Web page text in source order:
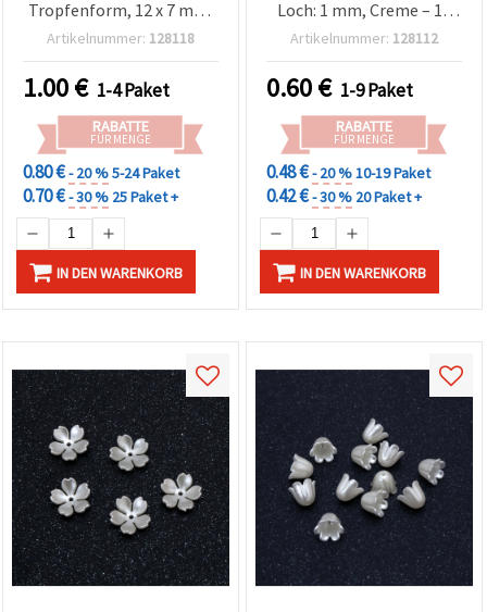
Tropfenform, 12 x 7 mm,
Loch 1 mm, cremefarben
Artikelnummer: 128118
1.00€ 1-4 Paket
RABATTE
FÜR MENGE
0.80 €- 20 %5-24 Paket
0.70 €- 30 % 25 Paket +
IN DEN WARENKORB
Loch: 1 mm, Creme – 10
Stück
Artikelnummer: 128112
0.60€ 1-9 Paket
RABATTE
FÜR MENGE
0.48 €- 20 %10-19 Paket
0.42 €- 30 % 20 Paket +
IN DEN WARENKORB